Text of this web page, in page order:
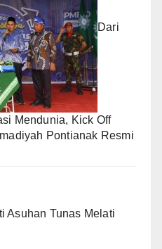
Dari
Mendunia, Kick Off
Pontianak Resmi
Asuhan Tunas Melati